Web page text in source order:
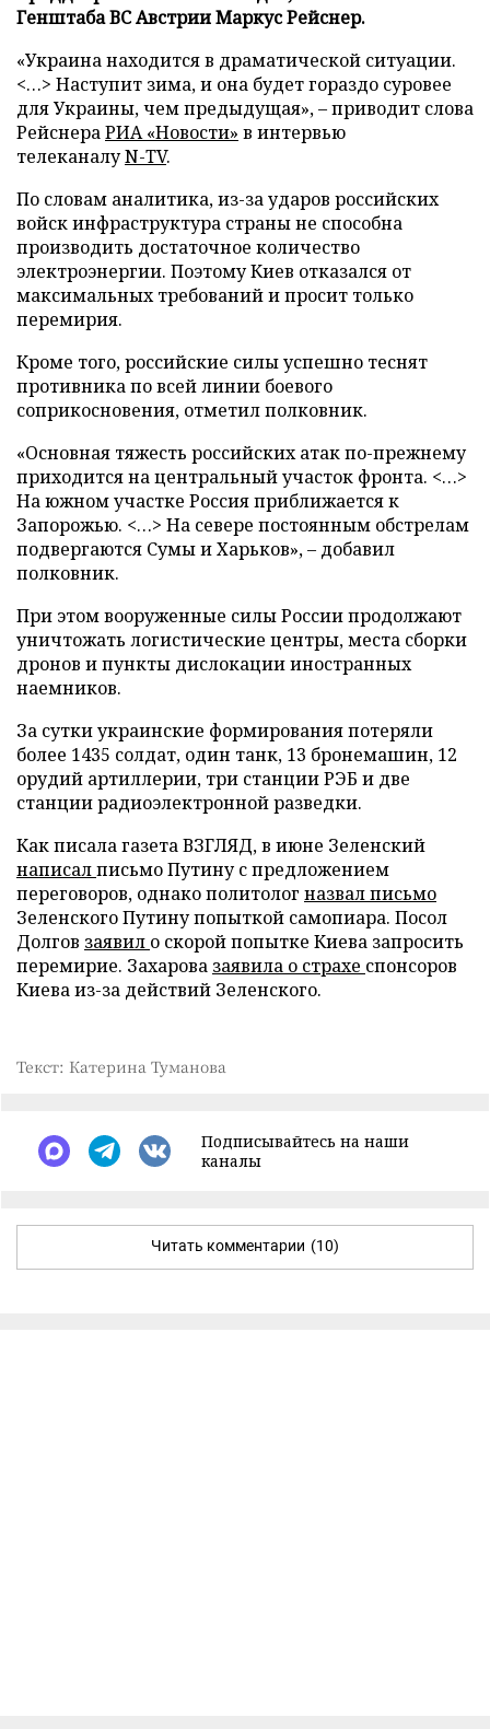
Генштаба ВС Австрии Маркус Рейснер.
«Украина находится в драматической ситуации.
<…> Наступит зима, и она будет гораздо суровее
для Украины, чем предыдущая», – приводит слова
РейснераРИА «Новости» в интервью
телеканалуN-TV.
По словам аналитика, из-за ударов российских
войск инфраструктура страны не способна
производить достаточное количество
электроэнергии. Поэтому Киев отказался от
максимальных требований и просит только
перемирия.
Кроме того, российские силы успешно теснят
противника по всей линии боевого
соприкосновения, отметил полковник.
«Основная тяжесть российских атак по-прежнему
приходится на центральный участок фронта. <…>
На южном участке Россия приближается к
Запорожью. <…> На севере постоянным обстрелам
подвергаются Сумы и Харьков», – добавил
полковник.
При этом вооруженные силы России продолжают
уничтожать логистические центры, места сборки
дронов и пункты дислокации иностранных
наемников.
За сутки украинские формирования потеряли
более 1435 солдат, один танк, 13 бронемашин, 12
орудий артиллерии, три станции РЭБ и две
станции радиоэлектронной разведки.
Как писала газета ВЗГЛЯД, в июне Зеленский
написалписьмо Путину с предложением
переговоров, однако политолог назвал письмо
Зеленского Путину попыткой самопиара. Посол
Долгов заявил о скорой попытке Киева запросить
перемирие. Захарова заявила о страхе спонсоров
Киева из-за действий Зеленского.
Текст: Катерина Туманова
Подписывайтесь на наши
каналы
Читать комментарии (10)